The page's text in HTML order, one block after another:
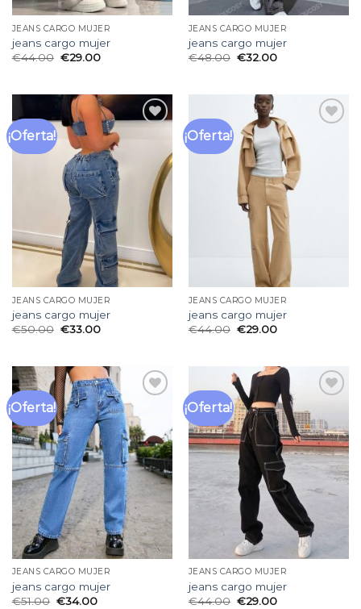
JEANS CARGO MUJER
jeans cargo mujer
€44.00 €29.00
JEANS CARGO MUJER
jeans cargo mujer
€48.00 €32.00
¡Oferta!
deseos
JEANS CARGO MUJER
jeans cargo mujer
€50.00 €33.00
¡Oferta!
JEANS CARGO MUJER
jeans cargo mujer
€44.00 €29.00
¡Oferta!
Añadir
a la
lista
de
deseos
JEANS CARGO MUJER
jeans cargo mujer
€51.00 €34.00
¡Oferta!
a la
lista
de
deseos
JEANS CARGO MUJER
jeans cargo mujer
€44.00 €29.00